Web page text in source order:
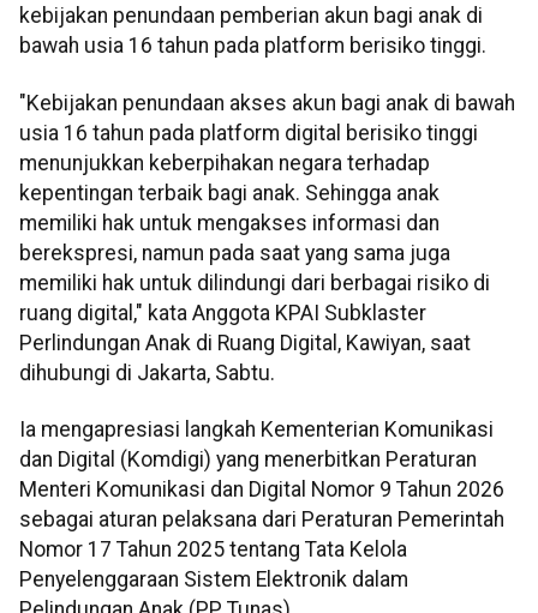
kebijakan penundaan pemberian akun bagi anak di
bawah usia 16 tahun pada platform berisiko tinggi.
"Kebijakan penundaan akses akun bagi anak di bawah
usia 16 tahun pada platform digital berisiko tinggi
menunjukkan keberpihakan negara terhadap
kepentingan terbaik bagi anak. Sehingga anak
memiliki hak untuk mengakses informasi dan
berekspresi, namun pada saat yang sama juga
memiliki hak untuk dilindungi dari berbagai risiko di
ruang digital," kata Anggota KPAI Subklaster
Perlindungan Anak di Ruang Digital, Kawiyan, saat
dihubungi di Jakarta, Sabtu.
Ia mengapresiasi langkah Kementerian Komunikasi
dan Digital (Komdigi) yang menerbitkan Peraturan
Menteri Komunikasi dan Digital Nomor 9 Tahun 2026
sebagai aturan pelaksana dari Peraturan Pemerintah
Nomor 17 Tahun 2025 tentang Tata Kelola
Penyelenggaraan Sistem Elektronik dalam